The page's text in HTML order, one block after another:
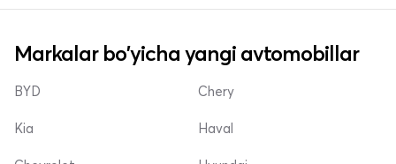
Markalar bo'yicha yangi avtomobillar
BYD
Kia
Chery
Haval